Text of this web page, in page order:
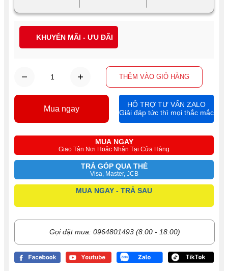
THÊM VÀO GIỎ HÀNG
MUA NGAY
Giao Tận Nơi Hoặc Nhận Tại Cửa Hàng
TRẢ GÓP QUA THẺ
Visa, Master, JCB
MUA NGAY - TRẢ SAU
Gọi đặt mua: 0964801493 (8:00 - 18:00)
Mua ngay
HỖ TRỢ TƯ VẤN ZALO
Giải đáp tức thì mọi thắc mắc
KHUYẾN MÃI - ƯU ĐÃI